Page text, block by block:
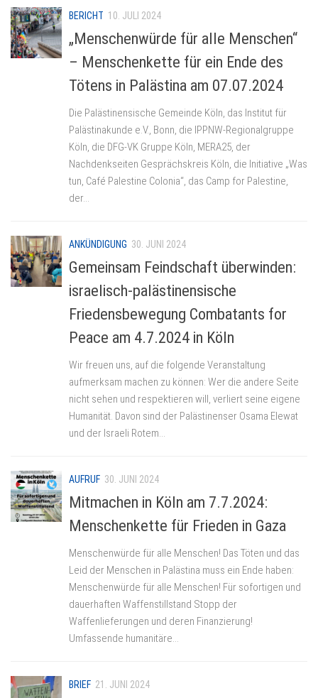
BERICHT 10. JULI 2024
„Menschenwürde für alle Menschen“
– Menschenkette für ein Ende des
Tötens in Palästina am 07.07.2024
Die Palästinensische Gemeinde Köln, das Institut für
Palästinakunde e.V., Bonn, die IPPNW-Regionalgruppe
Köln, die DFG-VK Gruppe Köln, MERA25, der
Nachdenkseiten Gesprächskreis Köln, die Initiative „Was
tun, Café Palestine Colonia“, das Camp for Palestine,
der...
ANKÜNDIGUNG 30. JUNI 2024
Gemeinsam Feindschaft überwinden:
israelisch-palästinensische
Friedensbewegung Combatants for
Peace am 4.7.2024 in Köln
Wir freuen uns, auf die folgende Veranstaltung
aufmerksam machen zu können: Wer die andere Seite
nicht sehen und respektieren will, verliert seine eigene
Humanität. Davon sind der Palästinenser Osama Elewat
und der Israeli Rotem...
AUFRUF 30. JUNI 2024
Mitmachen in Köln am 7.7.2024:
Menschenkette für Frieden in Gaza
Menschenwürde für alle Menschen! Das Töten und das
Leid der Menschen in Palästina muss ein Ende haben:
Menschenwürde für alle Menschen! Für sofortigen und
dauerhaften Waffenstillstand Stopp der
Waffenlieferungen und deren Finanzierung!
Umfassende humanitäre...
BRIEF 21. JUNI 2024